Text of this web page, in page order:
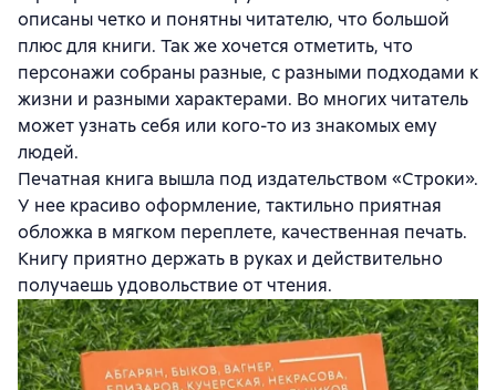
описаны четко и понятны читателю, что большой
плюс для книги. Так же хочется отметить, что
персонажи собраны разные, с разными подходами к
жизни и разными характерами. Во многих читатель
может узнать себя или кого-то из знакомых ему
людей.
Печатная книга вышла под издательством «Строки».
У нее красиво оформление, тактильно приятная
обложка в мягком переплете, качественная печать.
Книгу приятно держать в руках и действительно
получаешь удовольствие от чтения.